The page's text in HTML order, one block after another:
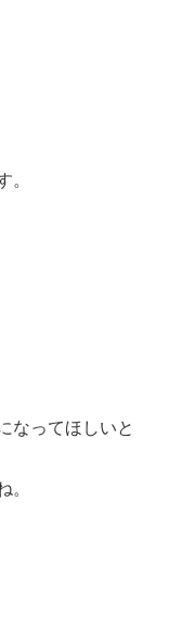
。
なってほしいと
。